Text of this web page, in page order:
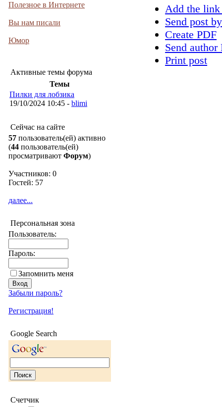
Полезное в Интернете
Вы нам писали
Юмор
Активные темы форума
Темы
Пилки для лобзика
19/10/2024 10:45 - blimi
Сейчас на сайте
57 пользователь(ей) активно
(44 пользователь(ей)
просматривают Форум)
Участников: 0
Гостей: 57
далее...
Персональная зона
Пользователь:
Пароль:
Запомнить меня
Забыли пароль?
Регистрация!
Google Search
Счетчик
Add the
Send post
Create PDF
Send
Print post